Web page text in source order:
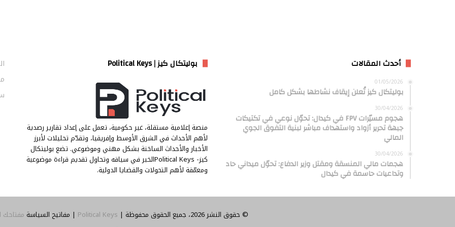
أحدث المقالات
01/05/2026
بوليتكال كيز تُعلن إيقاف نشاطها بشكل كامل
30/04/2026
هجوم مسيّرات FPV في كيدال: تحوّل نوعي في تكتيكات
جبهة تحرير أزواد واستهداف مباشر لبنية التفوق الجوي
المالي
30/04/2026
هجمات مالي المنسقة ومقتل وزير الدفاع: تحوّل ميداني حاد
وتداعيات حاسمة في كيدال
بوليتكال كيز | Political Keys
منصة إعلامية مستقلة، غير حكومية، تعمل على إعداد تقارير رصدية
لأهم الأحداث في الشرق الأوسط وإفريقيا، وتقدّم تحليلات لأبرز
الأخبار والأحداث الساخنة بشكل مهني وموضوعي. تضع بوليتكال
كيز- Political Keysالخبر في سياقه وتحاول تقديم قراءة موضوعية
ومعمّقة لأهم التحولات والقضايا الدولية.
© حقوق النشر 2026، جميع الحقوق محفوظة | Political Keys | مفاتيح السياسة مفتاحك